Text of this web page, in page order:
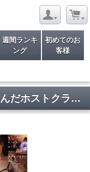
週間ランキ
ング
初めてのお
客様
愛する娘を救うために乗り込んだホストクラブで売掛金の返済を求められ肉体返済に堕とされた母ー。